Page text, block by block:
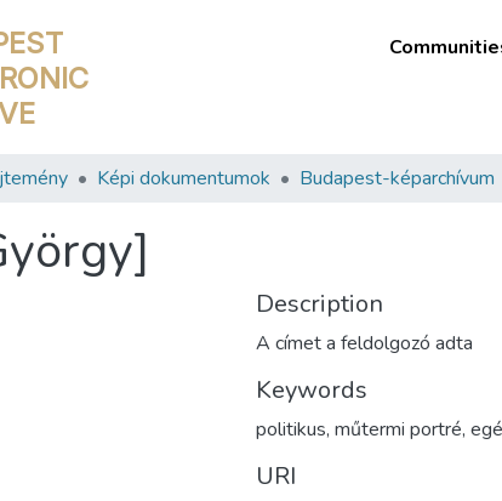
Képi dokumentumok Budapest-képarchívum
Description
A címet a feldolgozó adta
Keywords
politikus, műtermi portré,
URI